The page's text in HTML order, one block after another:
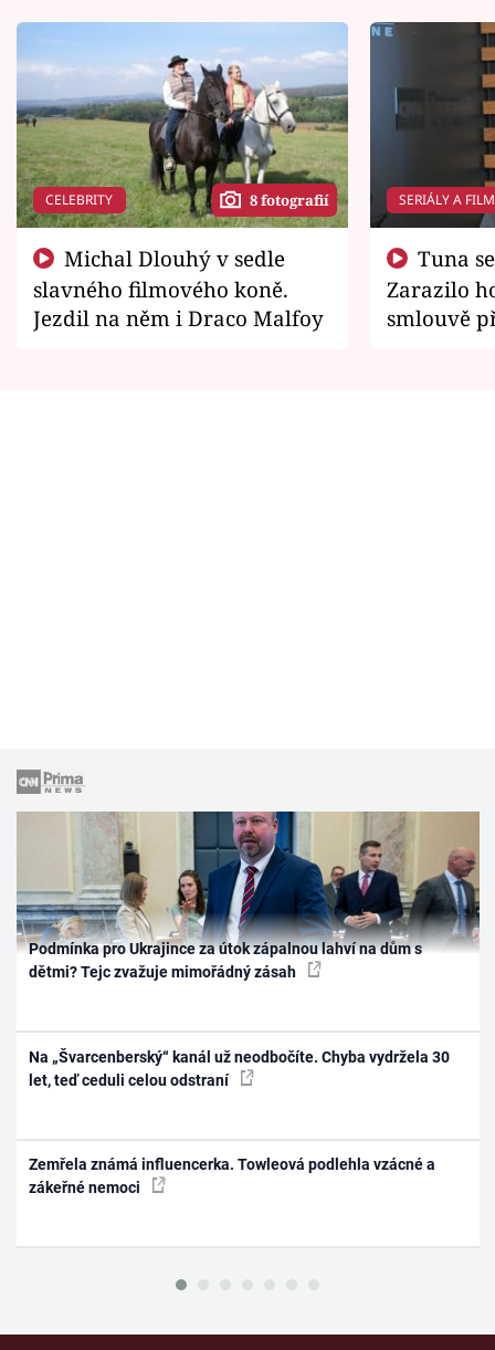
CELEBRITY 8 fotografií
slavného filmového koně.
Jezdil na něm i Draco Malfoy
SERIÁLY A
Zarazilo
smlouvě
Podmínka pro Ukrajince za útok zápalnou lahví na dům s
dětmi? Tejc zvažuje mimořádný zásah
Na „Švarcenberský“ kanál už neodbočíte. Chyba vydržela 30
let, teď ceduli celou odstraní
Zemřela známá influencerka. Towleová podlehla vzácné a
zákeřné nemoci